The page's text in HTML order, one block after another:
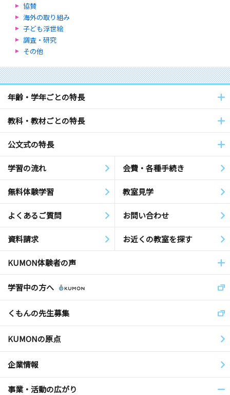
協賛
海外の取り組み
子ども浮世絵
調査・研究
その他
年齢・学年ごとの特長
教科・教材ごとの特長
公文式の特長
学習の流れ 会費・各種手続き
無料体験学習 教室見学
よくあるご質問 お問い合わせ
資料請求 お近くの教室を探す
KUMON体験者の声
学習中の方へ
くもんの先生募集
KUMONの原点
企業情報
事業・活動の広がり